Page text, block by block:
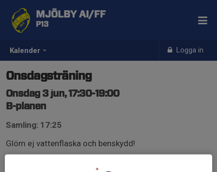
Kalender Logga in
MJÖLBY AI/FF
P13
Onsdagsträning
Onsdag 3 jun, 17:30-19:00
B-planen
Samling: 17:25
Glöm ej vattenflaska och benskydd!